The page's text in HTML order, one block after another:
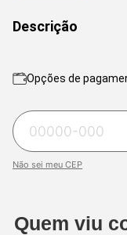
Descrição
Opções de
Não sei meu CEP
Quem viu